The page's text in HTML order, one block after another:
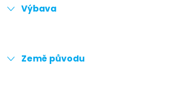
Výbava
Země původu